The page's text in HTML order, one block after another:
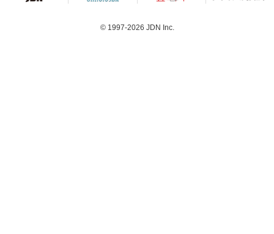
© 1997-2026 JDN Inc.